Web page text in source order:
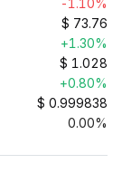
-1.10%
$ 73.76
+1.30%
$ 1.028
+0.80%
$ 0.999838
0.00%